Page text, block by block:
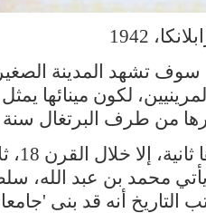
1942
سوف تشهد المدينة
لكون مينائها
سنة 1486، إثر بعض النزاعات بين الطرفين
محمد بن عبد الله،
التاريخ أنه قد بنى